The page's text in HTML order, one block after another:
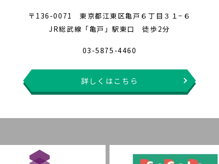
〒136-0071 東京都江東区亀戸６丁目３１−６
JR総武線「亀戸」駅東口 徒歩2分
03-5875-4460
詳しくはこちら